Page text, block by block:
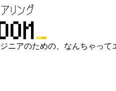
ニアのための、なんちゃって